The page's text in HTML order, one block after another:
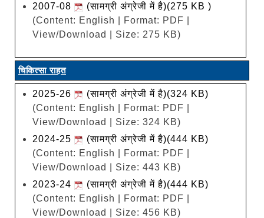
2007-08
(सामग्री अंग्रेजी में है)(275 KB )
(Content: English | Format: PDF |
View/Download | Size: 275 KB)
चिकित्सा राहत
2025-26
(सामग्री अंग्रेजी में है)(324 KB)
(Content: English | Format: PDF |
View/Download | Size: 324 KB)
2024-25
(सामग्री अंग्रेजी में है)(444 KB)
(Content: English | Format: PDF |
View/Download | Size: 443 KB)
2023-24
(सामग्री अंग्रेजी में है)(444 KB)
(Content: English | Format: PDF |
View/Download | Size: 456 KB)